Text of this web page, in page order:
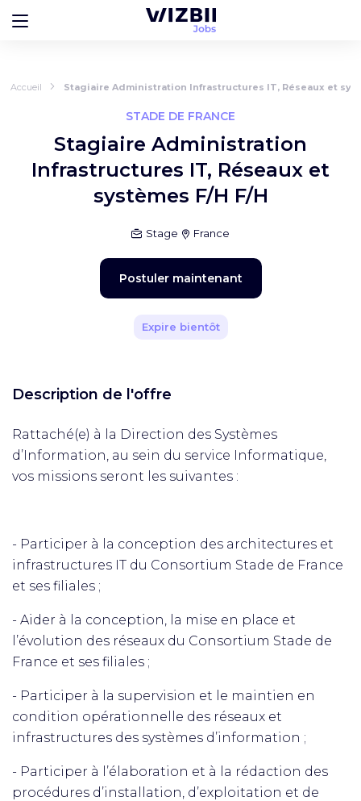
Accueil Stagiaire Administration Infrastructures IT, Réseaux et
STADE DE FRANCE
Stagiaire Administration
Infrastructures IT, Réseaux et
systèmes F/H F/H
Stage France
Postuler maintenant
Expire bientôt
Description de l'offre
Rattaché(e) à la Direction des Systèmes
d’Information, au sein du service Informatique,
vos missions seront les suivantes :
- Participer à la conception des architectures et
infrastructures IT du Consortium Stade de France
et ses filiales ;
- Aider à la conception, la mise en place et
l’évolution des réseaux du Consortium Stade de
France et ses filiales ;
- Participer à la supervision et le maintien en
condition opérationnelle des réseaux et
infrastructures des systèmes d’information ;
- Participer à l’élaboration et à la rédaction des
procédures d’installation, d’exploitation et de